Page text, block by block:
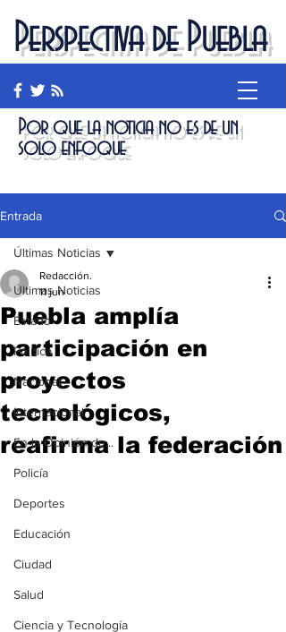
Perspectiva de Puebla
Por que la noticia no es de un
solo enfoque
Entrada
Últimas Noticias
Estado
Política
Nacional
Internacional
En la Opinión de...
Policía
Deportes
Educación
Ciudad
Salud
Ciencia y Tecnología
Últimas Noticias
Puebla amplía
participación en
proyectos
tecnológicos,
reafirma la federación
Redacción.
11 jun